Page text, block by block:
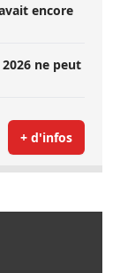
encore
ne peut
+ d'infos